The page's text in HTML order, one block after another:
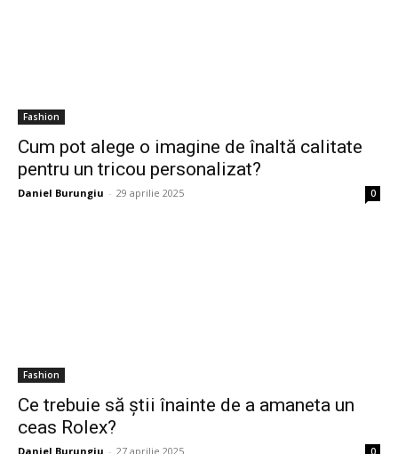
Fashion
Cum pot alege o imagine de înaltă calitate
pentru un tricou personalizat?
Daniel Burungiu - 29 aprilie 2025 0
Fashion
Ce trebuie să știi înainte de a amaneta un
ceas Rolex?
Daniel Burungiu - 27 aprilie 2025 0